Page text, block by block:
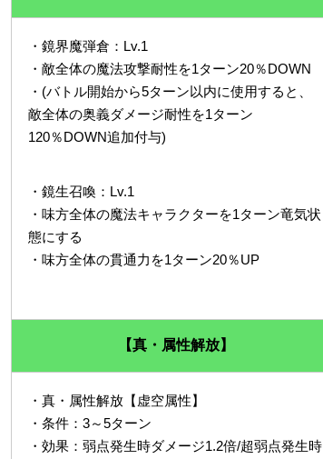
・鏡界魔弾倉：Lv.1
・敵全体の魔法攻撃耐性を1ターン20％DOWN
・(バトル開始から5ターン以内に使用すると、
敵全体の奥義ダメージ耐性を1ターン
120％DOWN追加付与)
・鏡生召喚：Lv.1
・味方全体の魔法キャラクターを1ターン竜気状
態にする
・味方全体の貫通力を1ターン20％UP
【真・属性解放】
・真・属性解放【虚空属性】
・条件：3～5ターン
・効果：弱点発生時ダメージ1.2倍/超弱点発生時